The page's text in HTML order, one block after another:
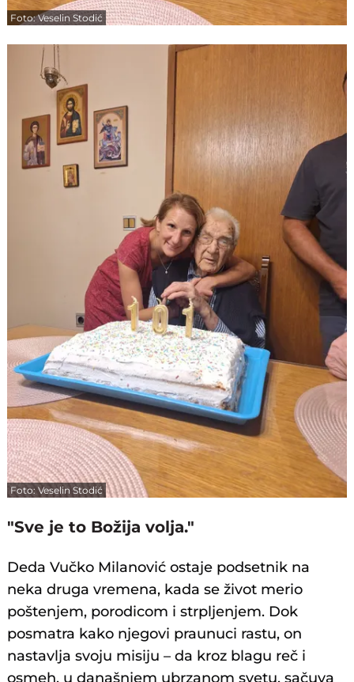
Foto: Veselin Stodić
Foto: Veselin Stodić
"Sve je to Božija volja."
Deda Vučko Milanović ostaje podsetnik na
neka druga vremena, kada se život merio
poštenjem, porodicom i strpljenjem. Dok
posmatra kako njegovi praunuci rastu, on
nastavlja svoju misiju – da kroz blagu reč i
osmeh, u današnjem ubrzanom svetu, sačuva